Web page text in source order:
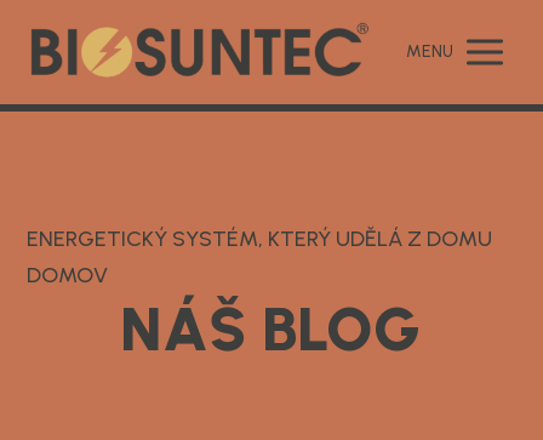
MENU
ENERGETICKÝ SYSTÉM, KTERÝ UDĚLÁ Z DOMU
DOMOV
NÁŠ BLOG